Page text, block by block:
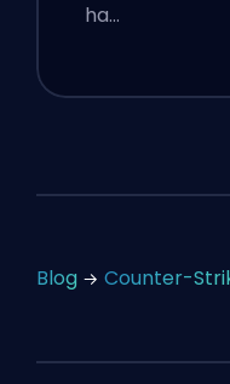
ha…
Blog Counter-